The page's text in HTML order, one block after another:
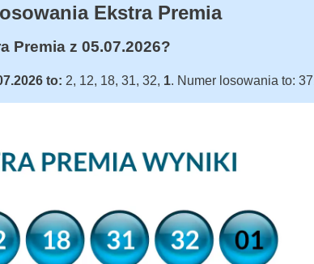
Ekstra Premia
Premia z 05.07.2026?
to: 2, 12, 18, 31, 32, 1. Numer losowania to: